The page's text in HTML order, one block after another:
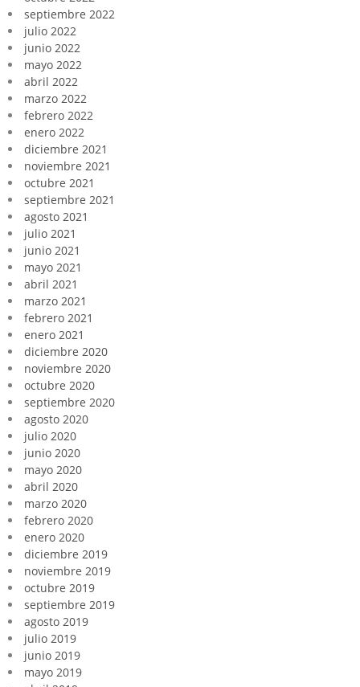
septiembre 2022
julio 2022
junio 2022
mayo 2022
abril 2022
marzo 2022
febrero 2022
enero 2022
diciembre 2021
noviembre 2021
octubre 2021
septiembre 2021
agosto 2021
julio 2021
junio 2021
mayo 2021
abril 2021
marzo 2021
febrero 2021
enero 2021
diciembre 2020
noviembre 2020
octubre 2020
septiembre 2020
agosto 2020
julio 2020
junio 2020
mayo 2020
abril 2020
marzo 2020
febrero 2020
enero 2020
diciembre 2019
noviembre 2019
octubre 2019
septiembre 2019
agosto 2019
julio 2019
junio 2019
mayo 2019